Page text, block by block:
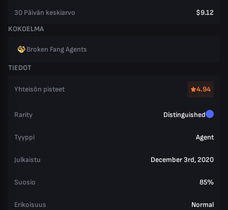
30 Päivän keskiarvo
$9.12
KOKOELMA
Broken Fang Agents
TIEDOT
Yhteisön pisteet 4.94
Rarity Distinguished
Tyyppi Agent
Julkaistu December 3rd, 2020
Suosio 85%
Erikoisuus Normal